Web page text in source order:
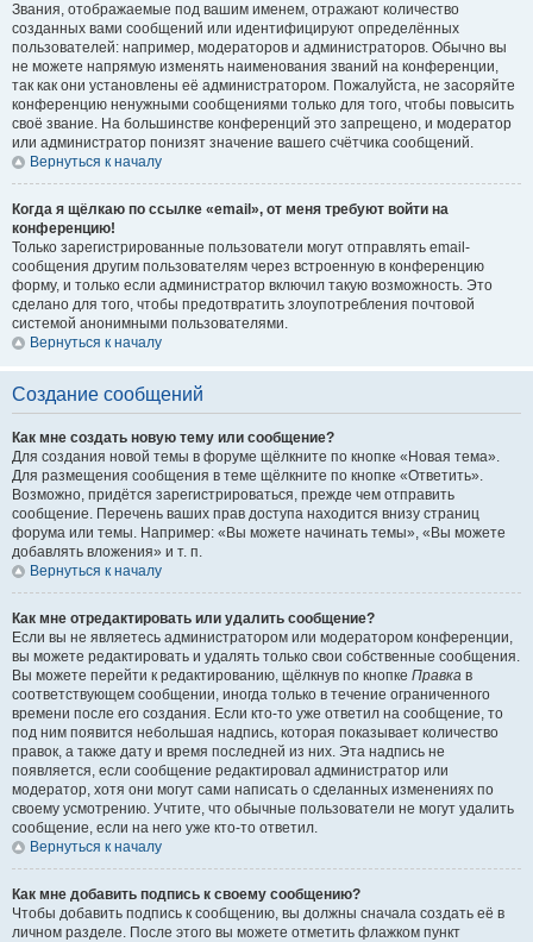
Звания, отображаемые под вашим именем, отражают количество
созданных вами сообщений или идентифицируют определённых
пользователей: например, модераторов и администраторов. Обычно вы
не можете напрямую изменять наименования званий на конференции,
так как они установлены её администратором. Пожалуйста, не засоряйте
конференцию ненужными сообщениями только для того, чтобы повысить
своё звание. На большинстве конференций это запрещено, и модератор
или администратор понизят значение вашего счётчика сообщений.
Вернуться к началу
Когда я щёлкаю по ссылке «email», от меня требуют войти на
конференцию!
Только зарегистрированные пользователи могут отправлять email-
сообщения другим пользователям через встроенную в конференцию
форму, и только если администратор включил такую возможность. Это
сделано для того, чтобы предотвратить злоупотребления почтовой
системой анонимными пользователями.
Вернуться к началу
Создание сообщений
Как мне создать новую тему или сообщение?
Для создания новой темы в форуме щёлкните по кнопке «Новая тема».
Для размещения сообщения в теме щёлкните по кнопке «Ответить».
Возможно, придётся зарегистрироваться, прежде чем отправить
сообщение. Перечень ваших прав доступа находится внизу страниц
форума или темы. Например: «Вы можете начинать темы», «Вы можете
добавлять вложения» и т. п.
Вернуться к началу
Как мне отредактировать или удалить сообщение?
Если вы не являетесь администратором или модератором конференции,
вы можете редактировать и удалять только свои собственные сообщения.
Вы можете перейти к редактированию, щёлкнув по кнопке Правка в
соответствующем сообщении, иногда только в течение ограниченного
времени после его создания. Если кто-то уже ответил на сообщение, то
под ним появится небольшая надпись, которая показывает количество
правок, а также дату и время последней из них. Эта надпись не
появляется, если сообщение редактировал администратор или
модератор, хотя они могут сами написать о сделанных изменениях по
своему усмотрению. Учтите, что обычные пользователи не могут удалить
сообщение, если на него уже кто-то ответил.
Вернуться к началу
Как мне добавить подпись к своему сообщению?
Чтобы добавить подпись к сообщению, вы должны сначала создать её в
личном разделе. После этого вы можете отметить флажком пункт